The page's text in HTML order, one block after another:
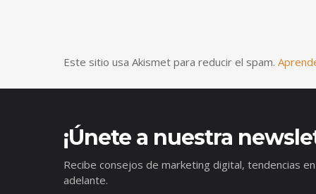
Este sitio usa Akismet para reducir el spam.
¡Únete a nuestra
Recibe consejos de marketing digital, tendencias
adelante.